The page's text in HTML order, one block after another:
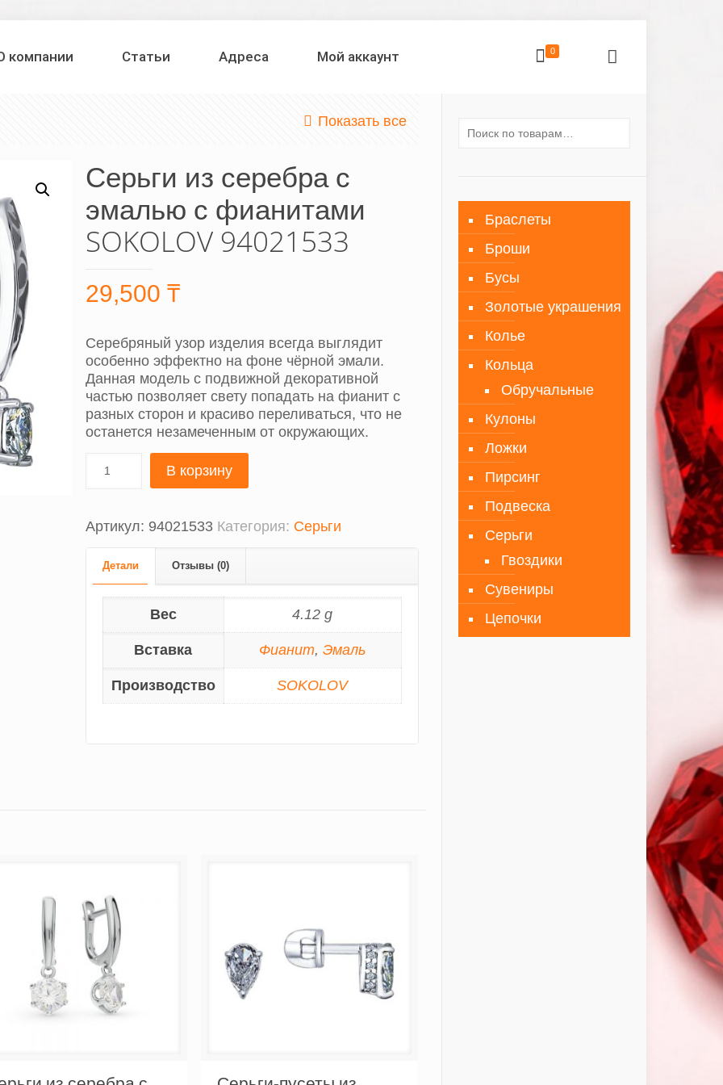
компании Статьи Адреса Мой аккаунт 0
Показать все
Серьги из серебра с
эмалью с фианитами
SOKOLOV 94021533
29,500 ₸
Серебряный узор изделия всегда выглядит
особенно эффектно на фоне чёрной эмали.
Данная модель с подвижной декоративной
частью позволяет свету попадать на фианит с
разных сторон и красиво переливаться, что не
останется незамеченным от окружающих.
В корзину
Артикул: 94021533 Категория: Серьги
Детали Отзывы (0)
Вес 4.12 g
Вставка Фианит,Эмаль
Производство SOKOLOV
Браслеты
Броши
Бусы
Золотые украшения
Колье
Кольца
Обручальные
Кулоны
Ложки
Пирсинг
Подвеска
Серьги
Гвоздики
Сувениры
Цепочки